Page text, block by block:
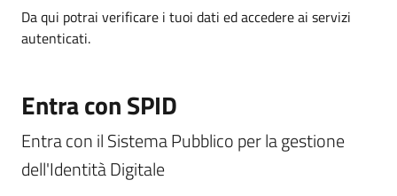
Da qui potrai verificare i tuoi dati ed accedere ai servizi
autenticati.
Entra con SPID
Entra con il Sistema Pubblico per la gestione
dell'Identità Digitale